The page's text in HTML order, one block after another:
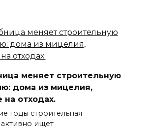
меняет строительную
дома из мицелия,
на отходах.
годы строительная
ищет